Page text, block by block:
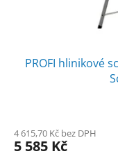
PROFI hlinikové
4 615,70 Kč bez DPH
5 585 Kč